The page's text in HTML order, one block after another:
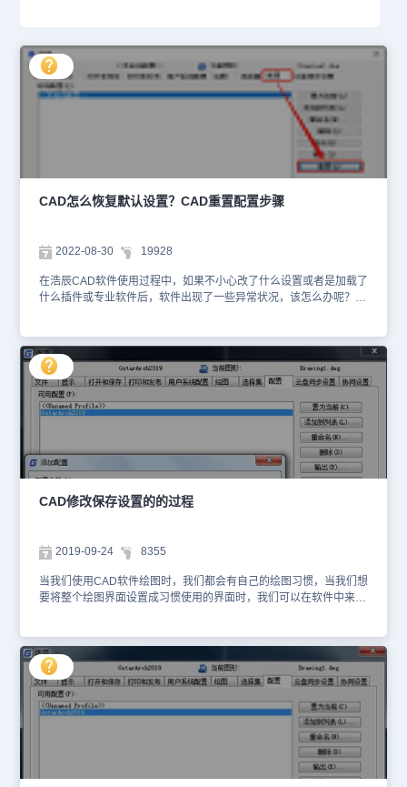
CAD怎么恢复默认设置？CAD重置配置步骤
2022-08-30 19928
在浩辰CAD软件使用过程中，如果不小心改了什么设置或者是加载了
什么插件或专业软件后，软件出现了一些异常状况，该怎么办呢？当
恢复默认设置，下面和小编一起来看看吧！CAD重置配置步骤： 启
动浩辰CAD，在命令行输入命令快捷键：OP，点击回车键确定，便
可调出【选项】对话框，在其中点击切换至【配置】选项卡，点击
【重置】按钮。如下图所示： 此时会弹出提示框：“您要重置正在使
用的配置，这将重置GstarCAD的状态。是否继续？”点击【是】。如
下图所示： CAD重置配置也是不得已而为之的处理方法，如果在
CAD中根据自己的需要修改了很多设置，重置后需要重新再设置一
遍。所以最重要的是要避免出现这样的问题，首先不要随意修改自己
不了解的设置，不随意加载来历不明的插件；其次，将配置、快捷
键、界面文件等自己定制过的设置或文件备份一下，出现问题后可以
轻松恢复到自己需要的状态。关于将浩辰CAD恢复默认设置的操作技
CAD教程文章中给大家分享，对此感兴趣的设计师小伙伴们一定要持
续关注浩辰CAD官网教程专区哦！
CAD修改保存设置的的过程
2019-09-24 8355
当我们使用CAD软件绘图时，我们都会有自己的绘图习惯，当我们想
要将整个绘图界面设置成习惯使用的界面时，我们可以在软件中来完
色，下面我们尝试添加一套使用白色背景色的配置。 输入OP，回
车，打开选项对话框，切换到配置选项卡，单击“添加到列表”按钮，
在添加配置对话框中给配置取名为“白色背景”，如果需要还可以添加
说明文字，如下图所示。 单击“应用并关闭”按钮，关闭添加配置对
话框，完成配置的添加。 选择“白色背景”配置，单击“置为当前”按
钮，将白色背景作为当前使用的配置。 切换到显示选项卡，单击
“颜色”按钮，将二维空间背景颜色设置为白色，如图所示。 单击
“应用并关闭”按钮，完成背景颜色的设置。因为在这个练习中我们只
修改背景颜色，因此这个配置就已经完成，如下图所示。 切换到